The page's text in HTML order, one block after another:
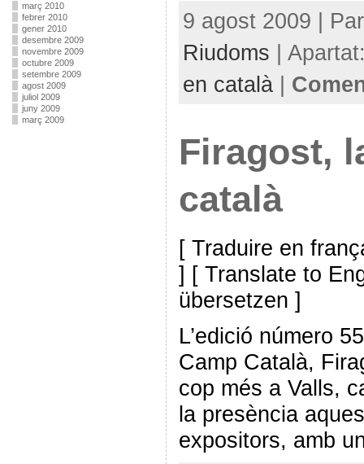
març 2010
febrer 2010
gener 2010
desembre 2009
novembre 2009
octubre 2009
setembre 2009
agost 2009
juliol 2009
juny 2009
març 2009
9 agost 2009 |
Riudoms |
en català|
Firagost,
català
[ Traduire en
] [ Translate to
übersetzen ]
L’edició número
Camp Català,
cop més a Valls,
la presència
expositors, amb